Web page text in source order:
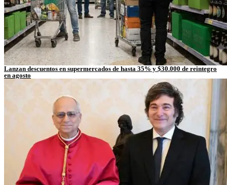
Lanzan descuentos en supermercados de hasta 35% y $30.000 de reintegro
en agosto